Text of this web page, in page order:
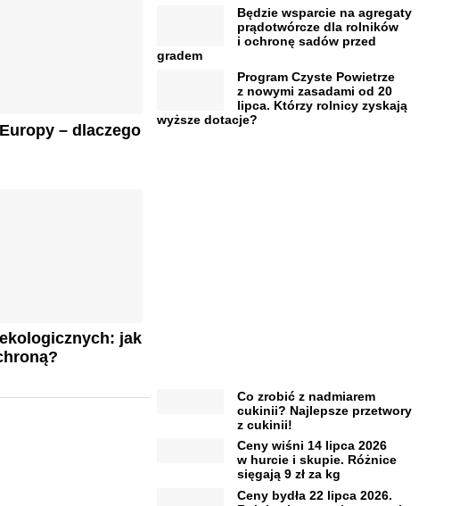
– dlaczego
jak
Będzie wsparcie na agregaty
prądotwórcze dla rolników
i ochronę sadów przed
gradem
Program Czyste Powietrze
z nowymi zasadami od 20
lipca. Którzy rolnicy zyskają
wyższe dotacje?
Co zrobić z nadmiarem
cukinii? Najlepsze przetwory
z cukinii!
Ceny wiśni 14 lipca 2026
w hurcie i skupie. Różnice
sięgają 9 zł za kg
Ceny bydła 22 lipca 2026.